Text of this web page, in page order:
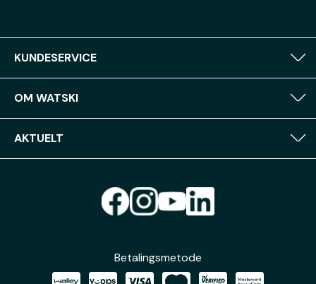
KUNDESERVICE
OM WATSKI
AKTUELT
Betalingsmetode